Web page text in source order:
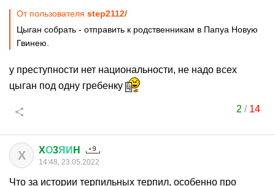
От пользователя step2112/
Цыган собрать - отправить к родственникам в Папуа Новую
Гвинею.
у преступности нет национальности, не надо всех
цыган под одну гребенку
2 / 14
X XО3ЯИ H
14:48, 23.05.2022
Что за истории терпильных терпил, особенно про